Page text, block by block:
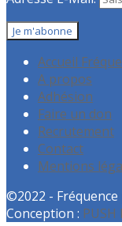
Accueil
A propos
Adhésion
Faire un don
Recrutement
Contact
Mentions
©2022 -
Conception : PUSH